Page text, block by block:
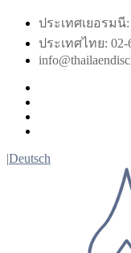
Skip
content
ประเทศเยอรมนี:
ประเทศไทย: 02-
|Deutsch